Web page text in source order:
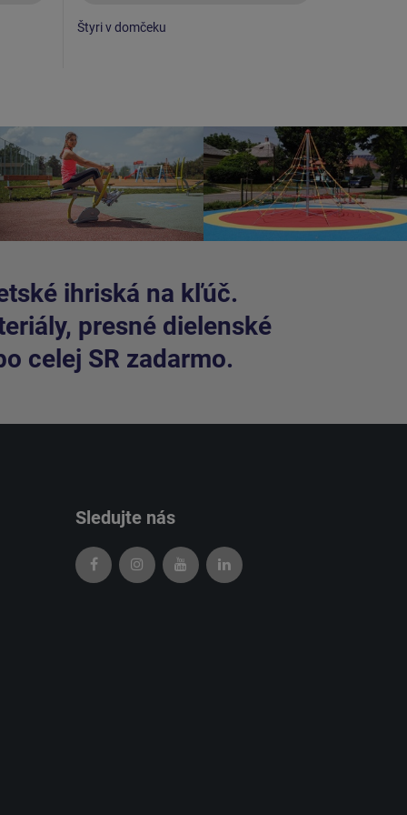
Štyri v domčeku
ihriská na kľúč.
presné dielenské
celej SR zadarmo.
Sledujte nás